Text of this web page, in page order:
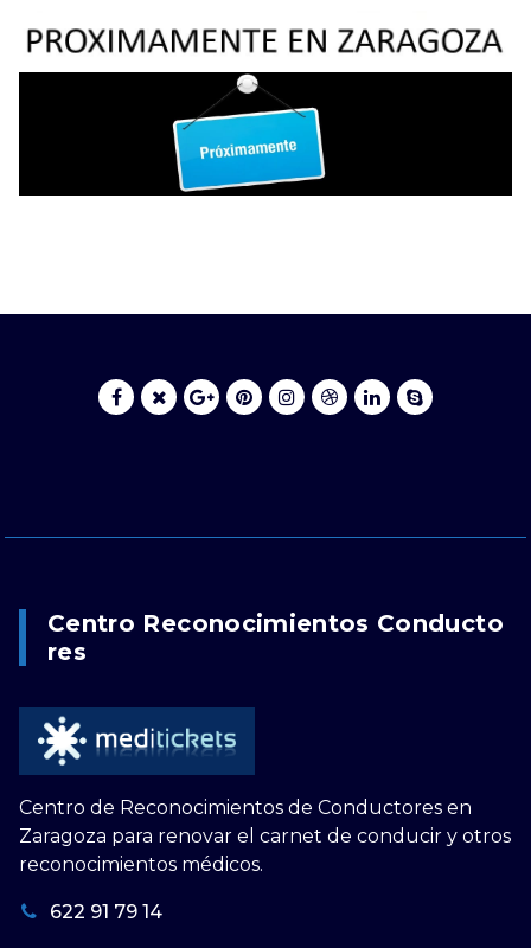
Centro Reconocimientos Conducto
Res
Centro de Reconocimientos de Conductores en
Zaragoza para renovar el carnet de conducir y otros
reconocimientos médicos.
622 91 79 14